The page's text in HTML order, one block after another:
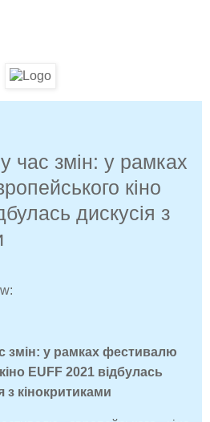
у час змін: у рамках
кіно
дискусія з
змін: у рамках фестивалю
EUFF 2021 відбулась
з кінокритиками